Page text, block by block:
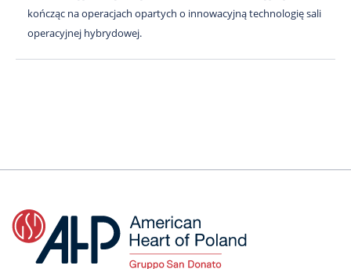
kończąc na operacjach opartych o innowacyjną technologię sali
operacyjnej hybrydowej.